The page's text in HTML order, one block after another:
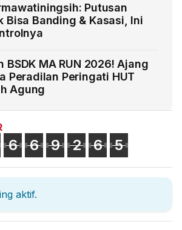
Putusan
Bisa Banding & Kasasi, Ini
BSDK MA RUN 2026! Ajang
Peradilan Peringati HUT
Agung
6 6 9 2 6 5
aktif.